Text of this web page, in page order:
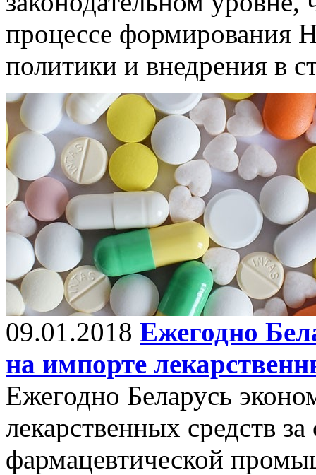
процессе формирования
политики и внедрения в
09.01.2018 Ежегодно
на импорте
Ежегодно Беларусь
лекарственных средств
фармацевтической